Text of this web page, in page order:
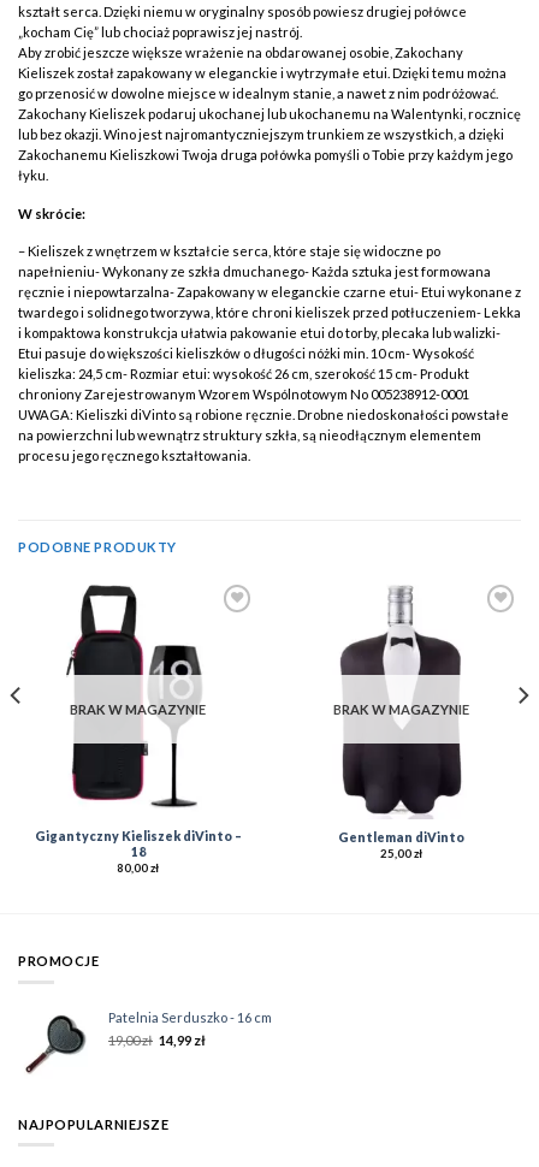
kształt serca. Dzięki niemu w oryginalny sposób powiesz drugiej połówce
„kocham Cię” lub chociaż poprawisz jej nastrój.
Aby zrobić jeszcze większe wrażenie na obdarowanej osobie, Zakochany
Kieliszek został zapakowany w eleganckie i wytrzymałe etui. Dzięki temu można
go przenosić w dowolne miejsce w idealnym stanie, a nawet z nim podróżować.
Zakochany Kieliszek podaruj ukochanej lub ukochanemu na Walentynki, rocznicę
lub bez okazji. Wino jest najromantyczniejszym trunkiem ze wszystkich, a dzięki
Zakochanemu Kieliszkowi Twoja druga połówka pomyśli o Tobie przy każdym jego
łyku.
W skrócie:
– Kieliszek z wnętrzem w kształcie serca, które staje się widoczne po
napełnieniu- Wykonany ze szkła dmuchanego- Każda sztuka jest formowana
ręcznie i niepowtarzalna- Zapakowany w eleganckie czarne etui- Etui wykonane z
twardego i solidnego tworzywa, które chroni kieliszek przed potłuczeniem- Lekka
i kompaktowa konstrukcja ułatwia pakowanie etui do torby, plecaka lub walizki-
Etui pasuje do większości kieliszków o długości nóżki min. 10 cm- Wysokość
kieliszka: 24,5 cm- Rozmiar etui: wysokość 26 cm, szerokość 15 cm- Produkt
chroniony Zarejestrowanym Wzorem Wspólnotowym No 005238912-0001
UWAGA: Kieliszki diVinto są robione ręcznie. Drobne niedoskonałości powstałe
na powierzchni lub wewnątrz struktury szkła, są nieodłącznym elementem
procesu jego ręcznego kształtowania.
PODOBNE PRODUKTY
BRAK W MAGAZYNIE
Gigantyczny Kieliszek diVinto –
18
80,00zł
BRAK W MAGAZYNIE
Gentleman diVinto
25,00zł
PROMOCJE
Patelnia Serduszko - 16 cm
19,00zł 14,99 zł
NAJPOPULARNIEJSZE